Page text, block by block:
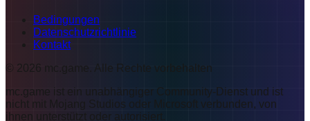
Bedingungen
Datenschutzrichtlinie
Kontakt
© 2026 mc.game. Alle Rechte vorbehalten
mc.game ist ein unabhängiger Community-Dienst und ist
nicht mit Mojang Studios oder Microsoft verbunden, von
ihnen unterstützt oder autorisiert.